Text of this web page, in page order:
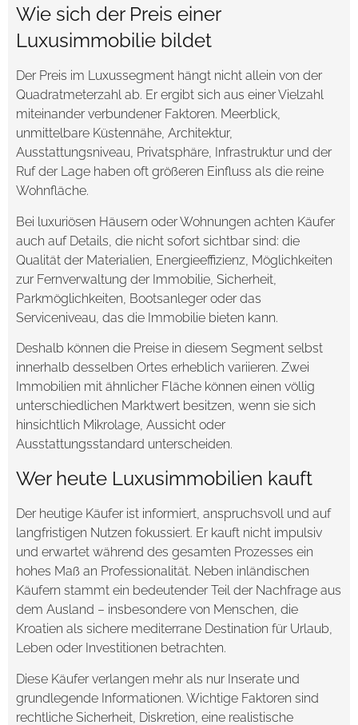
Wie sich der Preis einer
Luxusimmobilie bildet
Der Preis im Luxussegment hängt nicht allein von der
Quadratmeterzahl ab. Er ergibt sich aus einer Vielzahl
miteinander verbundener Faktoren. Meerblick,
unmittelbare Küstennähe, Architektur,
Ausstattungsniveau, Privatsphäre, Infrastruktur und der
Ruf der Lage haben oft größeren Einfluss als die reine
Wohnfläche.
Bei luxuriösen Häusern oder Wohnungen achten Käufer
auch auf Details, die nicht sofort sichtbar sind: die
Qualität der Materialien, Energieeffizienz, Möglichkeiten
zur Fernverwaltung der Immobilie, Sicherheit,
Parkmöglichkeiten, Bootsanleger oder das
Serviceniveau, das die Immobilie bieten kann.
Deshalb können die Preise in diesem Segment selbst
innerhalb desselben Ortes erheblich variieren. Zwei
Immobilien mit ähnlicher Fläche können einen völlig
unterschiedlichen Marktwert besitzen, wenn sie sich
hinsichtlich Mikrolage, Aussicht oder
Ausstattungsstandard unterscheiden.
Wer heute Luxusimmobilien kauft
Der heutige Käufer ist informiert, anspruchsvoll und auf
langfristigen Nutzen fokussiert. Er kauft nicht impulsiv
und erwartet während des gesamten Prozesses ein
hohes Maß an Professionalität. Neben inländischen
Käufern stammt ein bedeutender Teil der Nachfrage aus
dem Ausland – insbesondere von Menschen, die
Kroatien als sichere mediterrane Destination für Urlaub,
Leben oder Investitionen betrachten.
Diese Käufer verlangen mehr als nur Inserate und
grundlegende Informationen. Wichtige Faktoren sind
rechtliche Sicherheit, Diskretion, eine realistische